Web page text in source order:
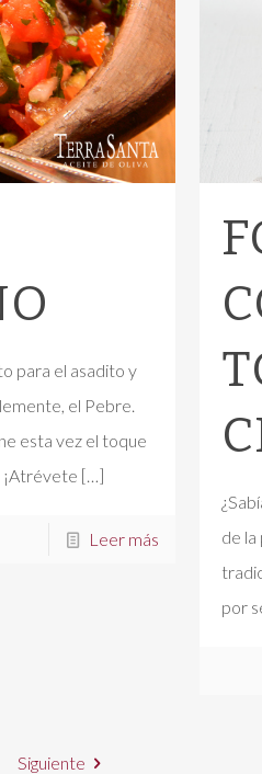
para el asadito y
el Pebre.
esta vez el toque
¡Atrévete […]
Leer más
de la
por
Siguiente